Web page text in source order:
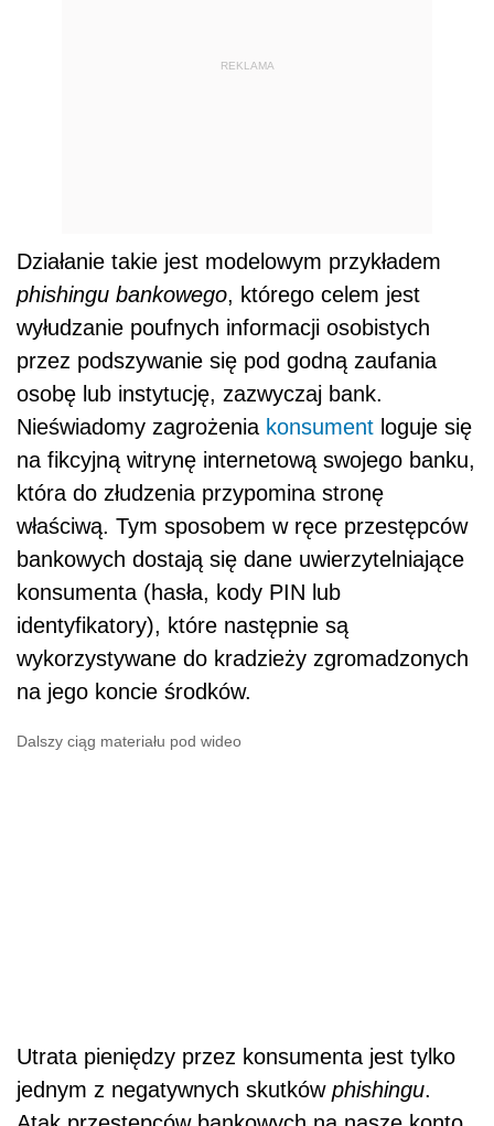
REKLAMA
Działanie takie jest modelowym przykładem
phishingu bankowego, którego celem jest
wyłudzanie poufnych informacji osobistych
przez podszywanie się pod godną zaufania
osobę lub instytucję, zazwyczaj bank.
Nieświadomy zagrożenia konsument loguje się
na fikcyjną witrynę internetową swojego banku,
która do złudzenia przypomina stronę
właściwą. Tym sposobem w ręce przestępców
bankowych dostają się dane uwierzytelniające
konsumenta (hasła, kody PIN lub
identyfikatory), które następnie są
wykorzystywane do kradzieży zgromadzonych
na jego koncie środków.
Dalszy ciąg materiału pod wideo
Utrata pieniędzy przez konsumenta jest tylko
jednym z negatywnych skutków phishingu.